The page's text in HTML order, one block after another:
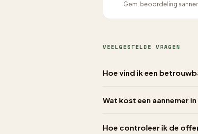
Gem. beoordeling
VEELGESTELDE VRAGEN
Hoe vind ik een
Wat kost een aannemer
Hoe controleer ik de